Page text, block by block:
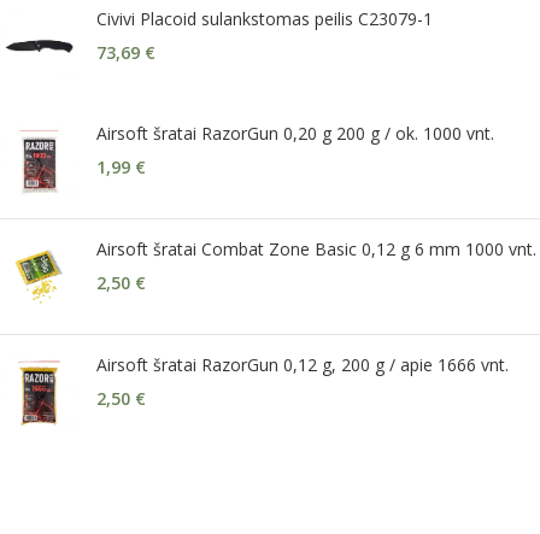
Civivi Placoid sulankstomas peilis C23079-1
73,69 €
Airsoft šratai RazorGun 0,20 g 200 g / ok. 1000 vnt.
1,99 €
Airsoft šratai Combat Zone Basic 0,12 g 6 mm 1000 vnt.
2,50 €
Airsoft šratai RazorGun 0,12 g, 200 g / apie 1666 vnt.
2,50 €